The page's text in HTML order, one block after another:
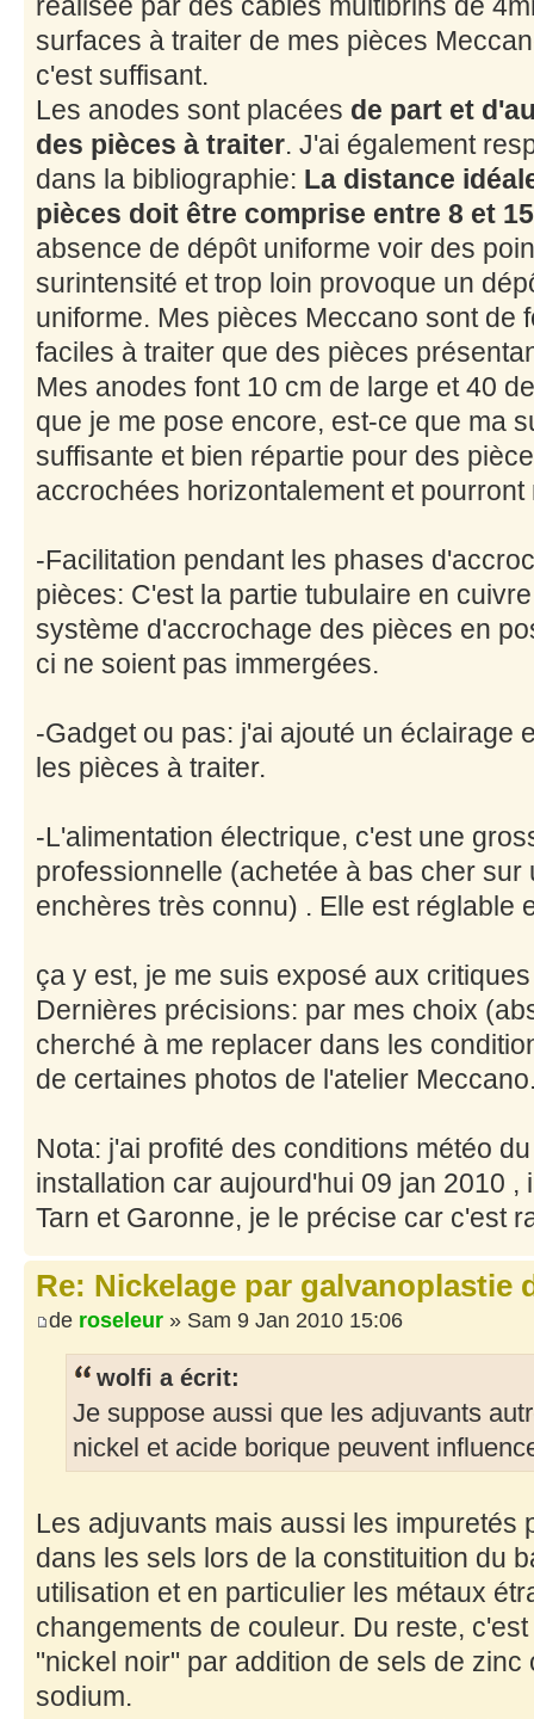
surfaces à traiter de mes pièces
c'est suffisant.
Les anodes sont placées de part et
des pièces à traiter. J'ai également
dans la bibliographie: La distance
pièces doit être comprise entre 8 et
absence de dépôt uniforme voir des
surintensité et trop loin provoque un
uniforme. Mes pièces Meccano sont de
faciles à traiter que des pièces
Mes anodes font 10 cm de large et 40
que je me pose encore, est-ce que ma
suffisante et bien répartie pour des
accrochées horizontalement et
-Facilitation pendant les phases
pièces: C'est la partie tubulaire en
système d'accrochage des pièces en
ci ne soient pas immergées.
-Gadget ou pas: j'ai ajouté un éclairage
les pièces à traiter.
-L'alimentation électrique, c'est une
professionnelle (achetée à bas cher sur
enchères très connu) . Elle est réglable
ça y est, je me suis exposé aux
Dernières précisions: par mes choix
cherché à me replacer dans les
de certaines photos de l'atelier
Nota: j'ai profité des conditions météo
installation car aujourd'hui 09 jan 2010 ,
Tarn et Garonne, je le précise car c'est
Re: Nickelage par galvanoplastie
de roseleur » Sam 9 Jan 2010 15:06
wolfi a écrit:
Je suppose aussi que les adjuvants
nickel et acide borique peuvent
Les adjuvants mais aussi les impuretés
dans les sels lors de la constituition du
utilisation et en particulier les métaux
changements de couleur. Du reste,
"nickel noir" par addition de sels de zinc
sodium.